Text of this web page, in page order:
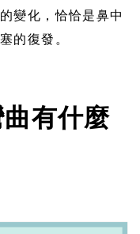
變化，恰恰是鼻中
的復發。
有什麼